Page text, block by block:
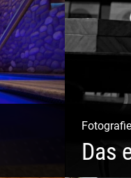
Fotografie
Das